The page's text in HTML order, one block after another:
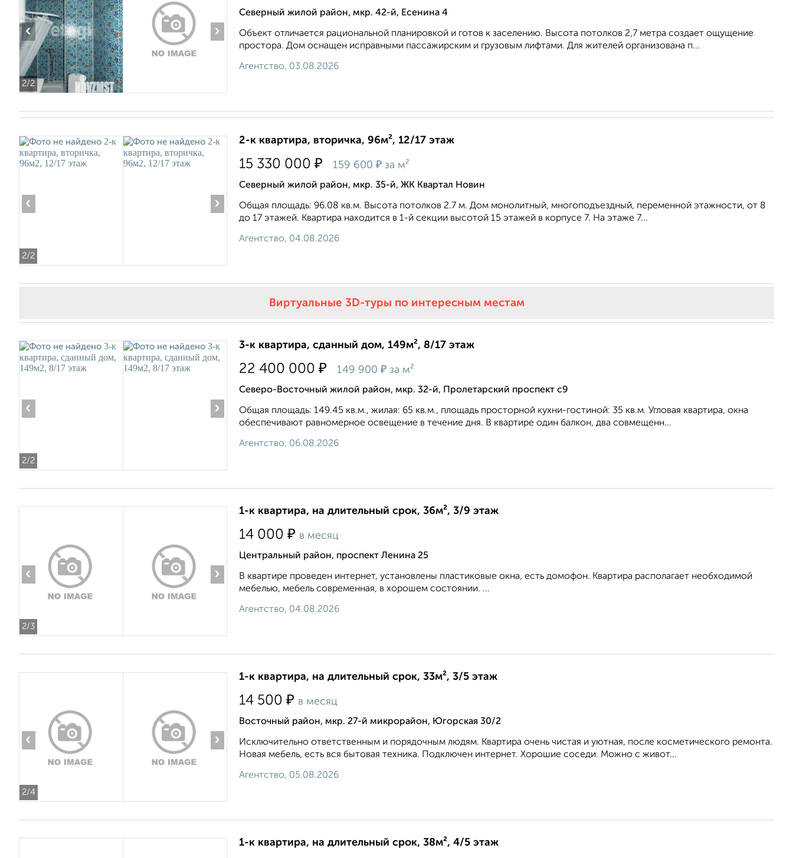
2/2
‹ ›
Северный жилой район, мкр. 42-й, Есенина 4
Объект отличается рациональной планировкой и готов к заселению. Высота потолков 2,7 метра создает ощущение
простора. Дом оснащен исправными пассажирским и грузовым лифтами. Для жителей организована п...
Агентство, 03.08.2026
2/2
‹ ›
2-к квартира, вторичка, 96м², 12/17 этаж
15 330 000 ₽ 159 600 ₽ за м²
Северный жилой район, мкр. 35-й, ЖК Квартал Новин
Общая площадь: 96.08 кв.м. Высота потолков 2.7 м. Дом монолитный, многоподъездный, переменной этажности, от 8
до 17 этажей. Квартира находится в 1-й секции высотой 15 этажей в корпусе 7. На этаже 7...
Агентство, 04.08.2026
Виртуальные 3D-туры по интересным местам
2/2
‹ ›
3-к квартира, сданный дом, 149м², 8/17 этаж
22 400 000 ₽ 149 900 ₽ за м²
Северо-Восточный жилой район, мкр. 32-й, Пролетарский проспект с9
Общая площадь: 149.45 кв.м., жилая: 65 кв.м., площадь просторной кухни-гостиной: 35 кв.м. Угловая квартира, окна
oбecпeчивaют paвнoмepнoe ocвeщeниe в тeчeниe дня. В квартире один балкон, два совмещенн...
Агентство, 06.08.2026
2/3
‹ ›
1-к квартира, на длительный срок, 36м², 3/9 этаж
14 000 ₽ в месяц
Центральный район, проспект Ленина 25
В квартире проведен интернет, установлены пластиковые окна, есть домофон. Квартира располагает необходимой
мебелью, мебель современная, в хорошем состоянии. ...
Агентство, 04.08.2026
2/4
‹ ›
1-к квартира, на длительный срок, 33м², 3/5 этаж
14 500 ₽ в месяц
Восточный район, мкр. 27-й микрорайон, Югорская 30/2
Исключительно ответственным и порядочным людям. Квартира очень чистая и уютная, после косметического ремонта.
Новая мебель, есть вся бытовая техника. Подключен интернет. Хорошие соседи. Можно с живот...
Агентство, 05.08.2026
1-к квартира, на длительный срок, 38м², 4/5 этаж